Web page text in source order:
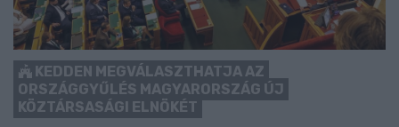
KEDDEN MEGVÁLASZTHATJA AZ
ORSZÁGGYŰLÉS MAGYARORSZÁG ÚJ
KÖZTÁRSASÁGI ELNÖKÉT